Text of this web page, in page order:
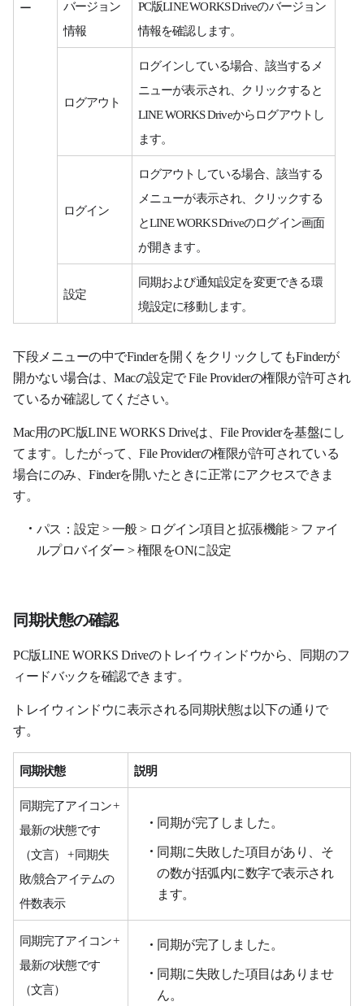
ー
バージョン
情報
PC版LINE WORKS Driveのバージョン
情報を確認します。
ログアウト
ログインしている場合、該当するメ
ニューが表示され、クリックすると
LINE WORKS Driveからログアウトし
ます。
ログイン
ログアウトしている場合、該当する
メニューが表示され、クリックする
とLINE WORKS Driveのログイン画面
が開きます。
設定
同期および通知設定を変更できる環
境設定に移動します。
下段メニューの中でFinderを開くをクリックしてもFinderが
開かない場合は、Macの設定で File Providerの権限が許可され
ているか確認してください。
Mac用のPC版LINE WORKS Driveは、File Providerを基盤にし
てます。したがって、File Providerの権限が許可されている
場合にのみ、Finderを開いたときに正常にアクセスできま
す。
パス：設定 > 一般 > ログイン項目と拡張機能 > ファイ
ルプロバイダー > 権限をONに設定
同期状態の確認
PC版LINE WORKS Driveのトレイウィンドウから、同期のフ
ィードバックを確認できます。
トレイウィンドウに表示される同期状態は以下の通りで
す。
同期状態 説明
同期完了アイコン +
最新の状態です
（文言） + 同期失
敗/競合アイテムの
件数表示
同期が完了しました。
同期に失敗した項目があり、そ
の数が括弧内に数字で表示され
ます。
同期完了アイコン +
最新の状態です
（文言）
同期が完了しました。
同期に失敗した項目はありませ
ん。